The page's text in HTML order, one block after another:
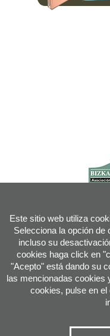
Este sitio web utiliza
Selecciona la opción de
incluso su
cookies haga click en
"Acepto" está dando su
las mencionadas cookies
cookies, pulse en el